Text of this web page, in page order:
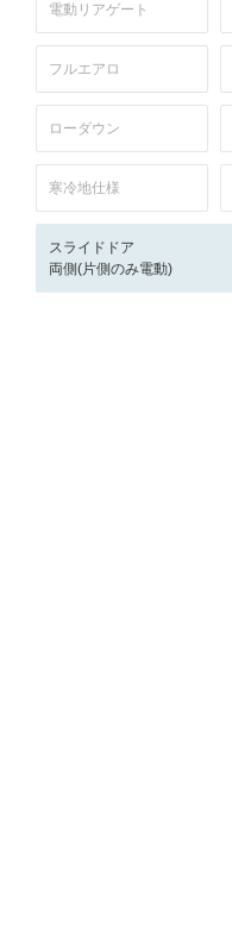
電動リアゲート
フルエアロ
ローダウン
寒冷地仕様
スライドドア
両側(片側のみ電動)